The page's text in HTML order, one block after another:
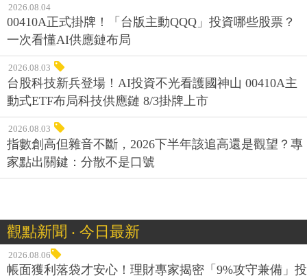
2026.08.04
00410A正式掛牌！「台版主動QQQ」投資哪些股票？
一次看懂AI供應鏈布局
2026.08.03
台股科技新兵登場！AI投資不光看護國神山 00410A主
動式ETF布局科技供應鏈 8/3掛牌上市
2026.08.03
指數創高但雜音不斷，2026下半年該追高還是觀望？專
家點出關鍵：分散不是口號
觀點新聞 ‧ 今日最新
2026.08.06
帳面獲利落袋才安心！理財專家揭密「9%攻守兼備」投